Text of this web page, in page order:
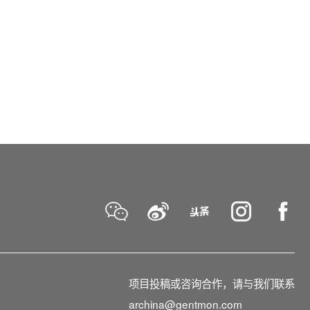
项目投稿或咨询合作，请与我们联系
archina@gentmon.com